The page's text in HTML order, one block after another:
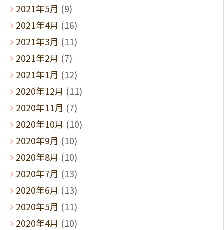
2021年5月 (9)
2021年4月 (16)
2021年3月 (11)
2021年2月 (7)
2021年1月 (12)
2020年12月 (11)
2020年11月 (7)
2020年10月 (10)
2020年9月 (10)
2020年8月 (10)
2020年7月 (13)
2020年6月 (13)
2020年5月 (11)
2020年4月 (10)